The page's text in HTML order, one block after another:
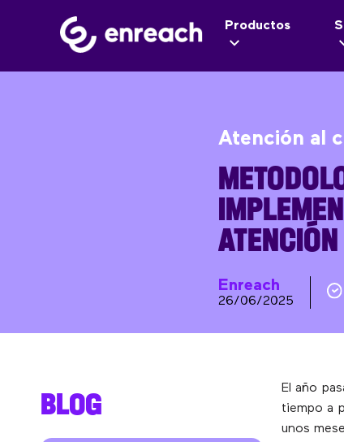
Productos
Atención al
Enreach
26/06/2025
El año
tiempo a
unos
BLOG